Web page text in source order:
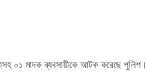
০১ মাদক ব্যবসায়ীকে আটক করেছে পুলিশ।